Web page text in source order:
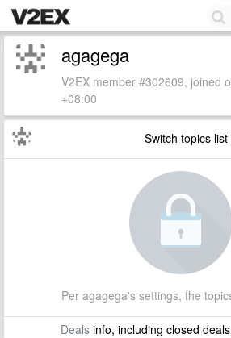
agagega
V2EX member #302609, joined
+08:00
Switch topics list
Per agagega's settings, the
Dealsinfo, including closed